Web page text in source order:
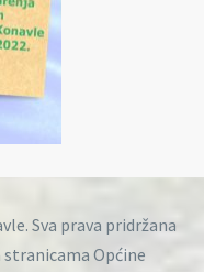
Sva prava pridržana
Općine